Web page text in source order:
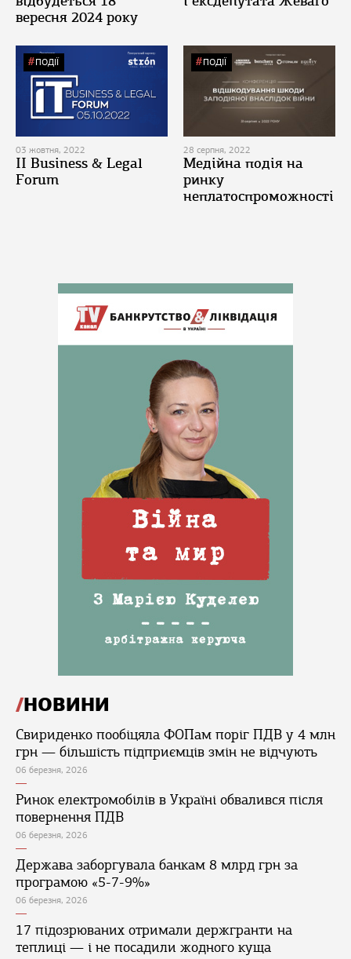
вересня 2024 року
ПОДІЇ
03 жовтня, 2022
II Business & Legal
Forum
ПОДІЇ
28 серпня, 2022
Медійна подія на
ринку
неплатоспроможності
НОВИНИ
Свириденко пообіцяла ФОПам поріг ПДВ у 4 млн
грн — більшість підприємців змін не відчують
06 березня, 2026
Ринок електромобілів в Україні обвалився після
повернення ПДВ
06 березня, 2026
Держава заборгувала банкам 8 млрд грн за
програмою «5-7-9%»
06 березня, 2026
17 підозрюваних отримали держгранти на
теплиці — і не посадили жодного куща